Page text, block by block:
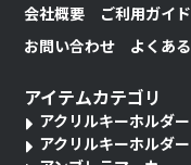
会社概要 ご利用ガイド
お問い合わせ
よくあ
アイテムカテゴリ
アクリルキーホルダー
アクリルキーホルダー